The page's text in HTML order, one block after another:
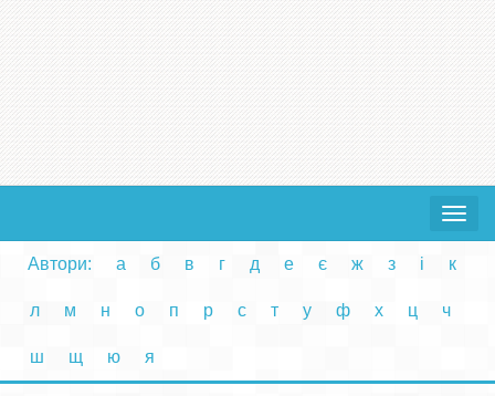
Toggle
Автори: а б в г д е є ж з і к
л м н о п р с т у ф х ц ч
ш щ ю я